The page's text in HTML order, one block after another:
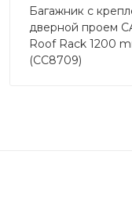
Багажник с
дверной проем
Roof Rack 1200
(CC8709)